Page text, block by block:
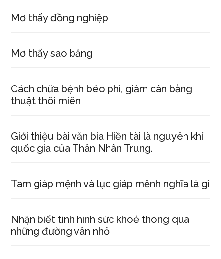
Mơ thấy đồng nghiệp
Mơ thấy sao băng
Cách chữa bệnh béo phì, giảm cân bằng
thuật thôi miên
Giới thiệu bài văn bia Hiền tài là nguyên khí
quốc gia của Thân Nhân Trung.
Tam giáp mệnh và lục giáp mệnh nghĩa là gì
Nhận biết tình hình sức khoẻ thông qua
những đường vân nhỏ